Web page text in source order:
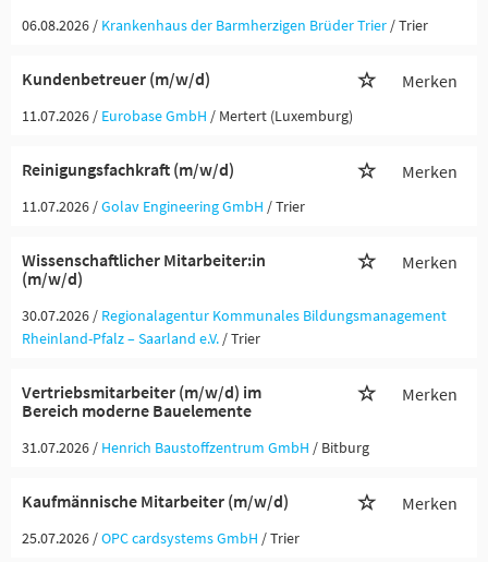
06.08.2026 / Krankenhaus der Barmherzigen Brüder Trier / Trier
Kundenbetreuer (m/w/d) Merken
11.07.2026 / Eurobase GmbH / Mertert (Luxemburg)
Reinigungsfachkraft (m/w/d) Merken
11.07.2026 /Golav Engineering GmbH / Trier
Wissenschaftlicher Mitarbeiter:in
(m/w/d)
Merken
30.07.2026 / Regionalagentur Kommunales Bildungsmanagement
Rheinland-Pfalz – Saarland e.V. / Trier
Vertriebsmitarbeiter (m/w/d) im
Bereich moderne Bauelemente
Merken
31.07.2026 / Henrich Baustoffzentrum GmbH / Bitburg
Kaufmännische Mitarbeiter (m/w/d) Merken
25.07.2026 /OPC cardsystems GmbH / Trier